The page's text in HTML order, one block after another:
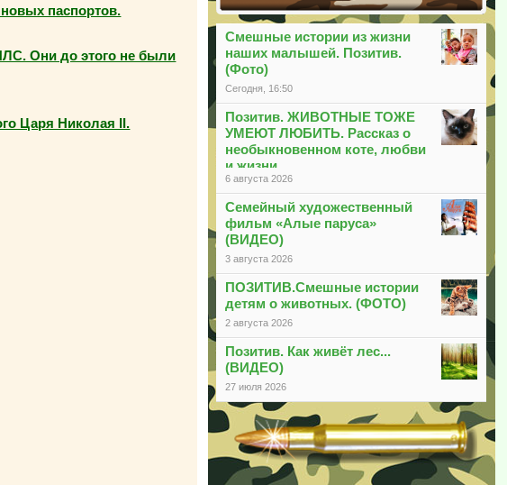
Смешные истории из жизни
наших малышей. Позитив.
(Фото)
Сегодня, 16:50
Позитив. ЖИВОТНЫЕ ТОЖЕ
УМЕЮТ ЛЮБИТЬ. Рассказ о
необыкновенном коте, любви
и жизни
6 августа 2026
Семейный художественный
фильм «Алые паруса»
(ВИДЕО)
3 августа 2026
ПОЗИТИВ.Смешные истории
детям о животных. (ФОТО)
2 августа 2026
Позитив. Как живёт лес...
(ВИДЕО)
27 июля 2026
паспортов.
Они до этого не были
Царя Николая II.